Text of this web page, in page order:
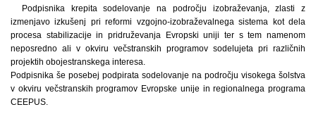
Podpisnika krepita sodelovanje na področju izobraževanja, zlasti z
izmenjavo izkušenj pri reformi vzgojno-izobraževalnega sistema kot dela
procesa stabilizacije in pridruževanja Evropski uniji ter s tem namenom
neposredno ali v okviru večstranskih programov sodelujeta pri različnih
projektih obojestranskega interesa.
Podpisnika še posebej podpirata sodelovanje na področju visokega šolstva
v okviru večstranskih programov Evropske unije in regionalnega programa
CEEPUS.